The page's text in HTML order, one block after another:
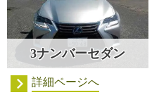
3ナンバーセダン
詳細ページへ